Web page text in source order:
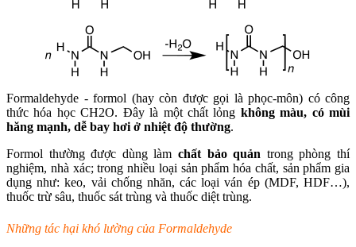
Formaldehyde - formol (hay còn được gọi là phọc-môn) có công
thức hóa học CH2O. Đây là một chất lỏng không màu, có mùi
hăng mạnh, dễ bay hơi ở nhiệt độ thường.
Formol thường được dùng làm chất bảo quản trong phòng thí
nghiệm, nhà xác; trong nhiều loại sản phẩm hóa chất, sản phẩm gia
dụng như: keo, vải chống nhăn, các loại ván ép (MDF, HDF…),
thuốc trừ sâu, thuốc sát trùng và thuốc diệt trùng.
Những tác hại khó lường của Formaldehyde